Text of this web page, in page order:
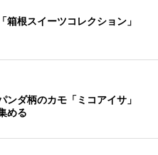
箱根スイーツコレクション」
ンダ柄のカモ「ミコアイサ」
める